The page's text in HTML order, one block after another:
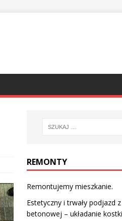
REMONTY
Remontujemy mieszkanie.
Estetyczny i trwały podjazd
betonowej – układanie